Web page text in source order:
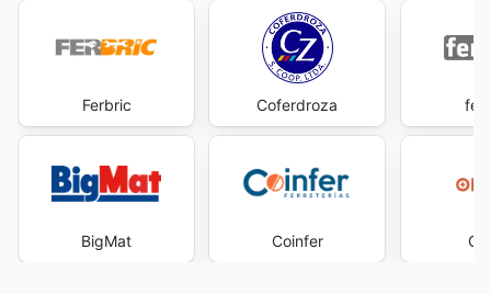
Ferbric
BigMat
Coferdroza
Coinfer